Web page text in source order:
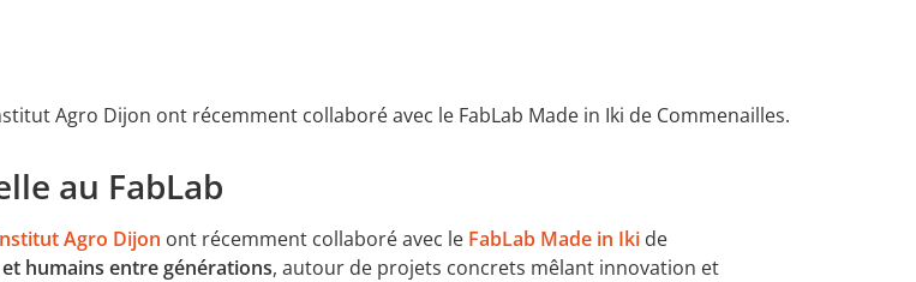
Agro Dijon ont récemment collaboré avec le FabLab Made in Iki de Commenailles.
au FabLab
Agro Dijon ont récemment collaboré avec le FabLab Made in Iki de
humains entre générations, autour de projets concrets mêlant innovation et